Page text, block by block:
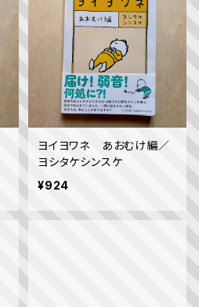
ヨイヨワネ あおむけ編／
ヨシタケシンスケ
¥924